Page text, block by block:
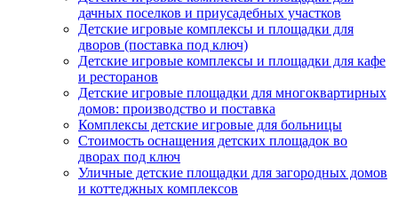
дачных поселков и приусадебных участков
Детские игровые комплексы и площадки для
дворов (поставка под ключ)
Детские игровые комплексы и площадки для кафе
и ресторанов
Детские игровые площадки для многоквартирных
домов: производство и поставка
Комплексы детские игровые для больницы
Стоимость оснащения детских площадок во
дворах под ключ
Уличные детские площадки для загородных домов
и коттеджных комплексов